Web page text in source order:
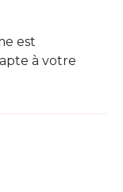
est
à votre